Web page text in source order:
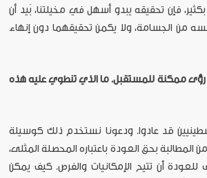
فإن تحقيقه يبدو أسهل في مخيلتنا، بَيد أن
من الجسامة، ولا يكمن تحقيقهما دون إنهاء
رؤى ممكنة للمستقبل. ما الذي تنطوي عليه هذه
قد عادوا. ودعونا نستخدم ذلك كوسيلة
المطالبة بحق العودة باعتباره المحصلة المثلى،
للعودة أن تتيح الإمكانيات والفرص. كيف يمكن